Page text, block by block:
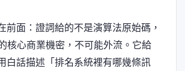
前面：證詞給的不是演算法原始碼，
核心商業機密，不可能外流。它給
白話描述「排名系統裡有哪幾條訊